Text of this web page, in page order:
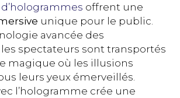
offrent une
unique pour le public.
avancée des
spectateurs sont transportés
magique où les illusions
leurs yeux émerveillés.
l’hologramme crée une